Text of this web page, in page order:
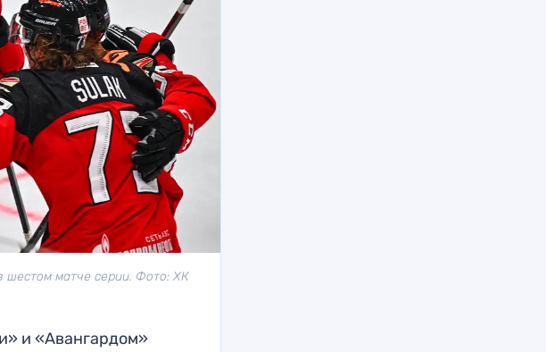
шестом матче серии. Фото: ХК
и «Авангардом»